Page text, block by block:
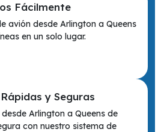
Fácilmente
avión desde Arlington a Queens
en un solo lugar.
y Seguras
Arlington a Queens de
con nuestro sistema de